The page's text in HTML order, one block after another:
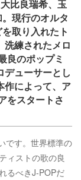
比良瑞希、玉
現行のオルタ
取り入れたト
洗練されたメロ
良のポップミ
デューサーとし
作によって、ア
をスタートさ
です。世界標準の
ィストの歌の良
るべきJ-POPだ